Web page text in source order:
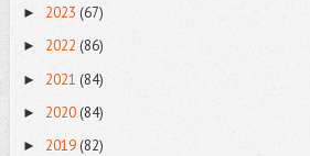
► 2023 (67)
► 2022 (86)
► 2021 (84)
► 2020(84)
► 2019(82)